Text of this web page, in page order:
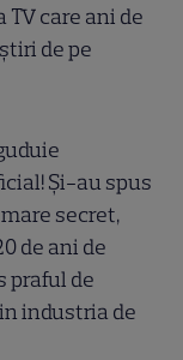
care ani de
de pe
Și-au spus
secret,
de ani de
praful de
industria de